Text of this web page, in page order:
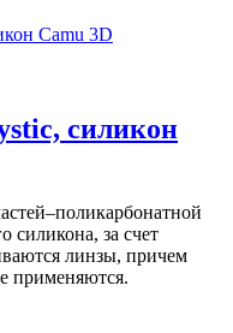
силикон
силикона, за счет
линзы, причем
применяются.